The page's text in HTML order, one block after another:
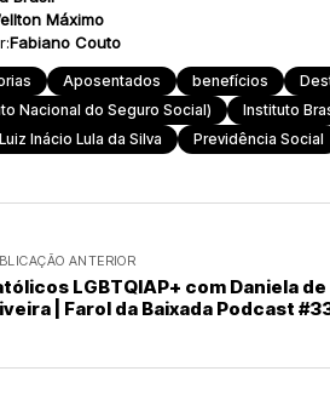
Máximo
Fabiano Couto
Aposentados benefícios
Nacional do Seguro Social)
Instituto
Inácio Lula da Silva
Previdência Social
ANTERIOR
LGBTQIAP+ com Daniela de
| Farol da Baixada Podcast